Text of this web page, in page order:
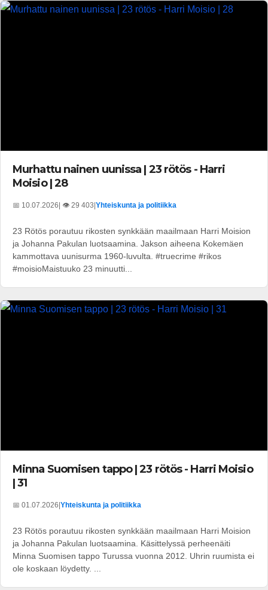
Murhattu nainen uunissa | 23 rötös - Harri
Moisio | 28
📅 10.07.2026| 👁️ 29 403|Yhteiskunta ja politiikka
23 Rötös porautuu rikosten synkkään maailmaan Harri Moision
ja Johanna Pakulan luotsaamina. Jakson aiheena Kokemäen
kammottava uunisurma 1960-luvulta. #truecrime #rikos
#moisioMaistuuko 23 minuutti...
Minna Suomisen tappo | 23 rötös - Harri Moisio
| 31
📅 01.07.2026|Yhteiskunta ja politiikka
23 Rötös porautuu rikosten synkkään maailmaan Harri Moision
ja Johanna Pakulan luotsaamina. Käsittelyssä perheenäiti
Minna Suomisen tappo Turussa vuonna 2012. Uhrin ruumista ei
ole koskaan löydetty. ...